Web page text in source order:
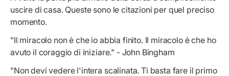
uscire di casa. Queste sono le citazioni per quel preciso
momento.
"Il miracolo non è che io abbia finito. Il miracolo è che ho
avuto il coraggio di iniziare." - John Bingham
"Non devi vedere l'intera scalinata. Ti basta fare il primo